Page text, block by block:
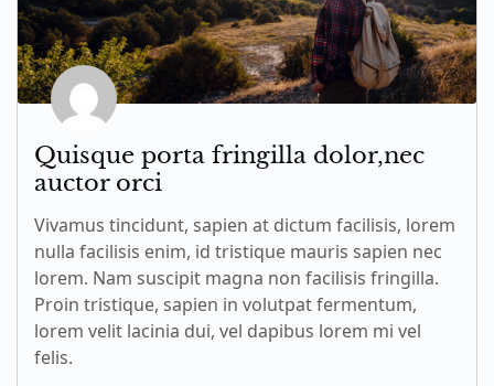
Quisque porta fringilla dolor,nec
auctor orci
Vivamus tincidunt, sapien at dictum facilisis, lorem
nulla facilisis enim, id tristique mauris sapien nec
lorem. Nam suscipit magna non facilisis fringilla.
Proin tristique, sapien in volutpat fermentum,
lorem velit lacinia dui, vel dapibus lorem mi vel
felis.